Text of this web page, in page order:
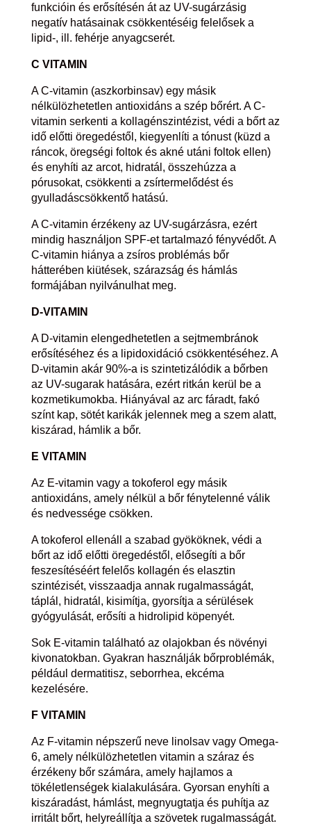
funkcióin és erősítésén át az UV-sugárzásig
negatív hatásainak csökkentéséig felelősek a
lipid-, ill. fehérje anyagcserét.
C VITAMIN
A C-vitamin (aszkorbinsav) egy másik
nélkülözhetetlen antioxidáns a szép bőrért. A C-
vitamin serkenti a kollagénszintézist, védi a bőrt az
idő előtti öregedéstől, kiegyenlíti a tónust (küzd a
ráncok, öregségi foltok és akné utáni foltok ellen)
és enyhíti az arcot, hidratál, összehúzza a
pórusokat, csökkenti a zsírtermelődést és
gyulladáscsökkentő hatású.
A C-vitamin érzékeny az UV-sugárzásra, ezért
mindig használjon SPF-et tartalmazó fényvédőt. A
C-vitamin hiánya a zsíros problémás bőr
hátterében kiütések, szárazság és hámlás
formájában nyilvánulhat meg.
D-VITAMIN
A D-vitamin elengedhetetlen a sejtmembránok
erősítéséhez és a lipidoxidáció csökkentéséhez. A
D-vitamin akár 90%-a is szintetizálódik a bőrben
az UV-sugarak hatására, ezért ritkán kerül be a
kozmetikumokba. Hiányával az arc fáradt, fakó
színt kap, sötét karikák jelennek meg a szem alatt,
kiszárad, hámlik a bőr.
E VITAMIN
Az E-vitamin vagy a tokoferol egy másik
antioxidáns, amely nélkül a bőr fénytelenné válik
és nedvessége csökken.
A tokoferol ellenáll a szabad gyököknek, védi a
bőrt az idő előtti öregedéstől, elősegíti a bőr
feszesítéséért felelős kollagén és elasztin
szintézisét, visszaadja annak rugalmasságát,
táplál, hidratál, kisimítja, gyorsítja a sérülések
gyógyulását, erősíti a hidrolipid köpenyét.
Sok E-vitamin található az olajokban és növényi
kivonatokban. Gyakran használják bőrproblémák,
például dermatitisz, seborrhea, ekcéma
kezelésére.
F VITAMIN
Az F-vitamin népszerű neve linolsav vagy Omega-
6, amely nélkülözhetetlen vitamin a száraz és
érzékeny bőr számára, amely hajlamos a
tökéletlenségek kialakulására. Gyorsan enyhíti a
kiszáradást, hámlást, megnyugtatja és puhítja az
irritált bőrt, helyreállítja a szövetek rugalmasságát.